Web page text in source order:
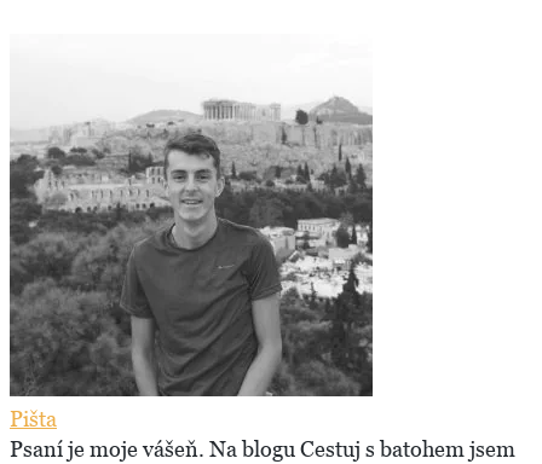
Pišta
Psaní je moje vášeň. Na blogu Cestuj s batohem jsem